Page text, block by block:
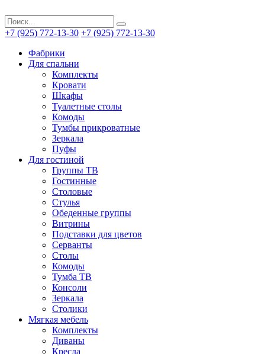
+7 (925) 772-13-30 +7 (925) 772-13-30
Фабрики
Для спальни
Комплекты
Кровати
Шкафы
Туалетные столы
Комоды
Тумбы прикроватные
Зеркала
Пуфы
Для гостиной
Группы ТВ
Гостинные
Столовые
Стулья
Обеденные группы
Витрины
Подставки для цветов
Серванты
Столы
Комоды
Тумба ТВ
Консоли
Зеркала
Столики
Мягкая мебель
Комплекты
Диваны
Кресла